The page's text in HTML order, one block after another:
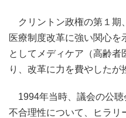
クリントン政権の第１期
医療制度改革に強い関心を
としてメディケア（高齢者
り、改革に力を費やしたが
1994年当時、議会の公
不合理性について、ヒラリ